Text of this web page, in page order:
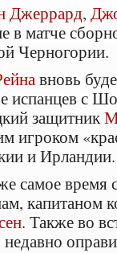
Джеррард,
в матче
Черногории.
вновь
испанцев с
защитник
игроком
и Ирландии.
самое время
капитаном
. Также во
недавно